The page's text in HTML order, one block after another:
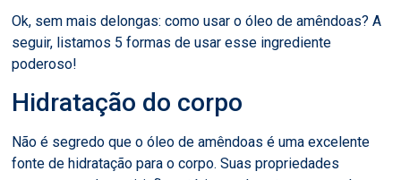
Ok, sem mais delongas: como usar o óleo de amêndoas? A
seguir, listamos 5 formas de usar esse ingrediente
poderoso!
Hidratação do corpo
Não é segredo que o óleo de amêndoas é uma excelente
fonte de hidratação para o corpo. Suas propriedades